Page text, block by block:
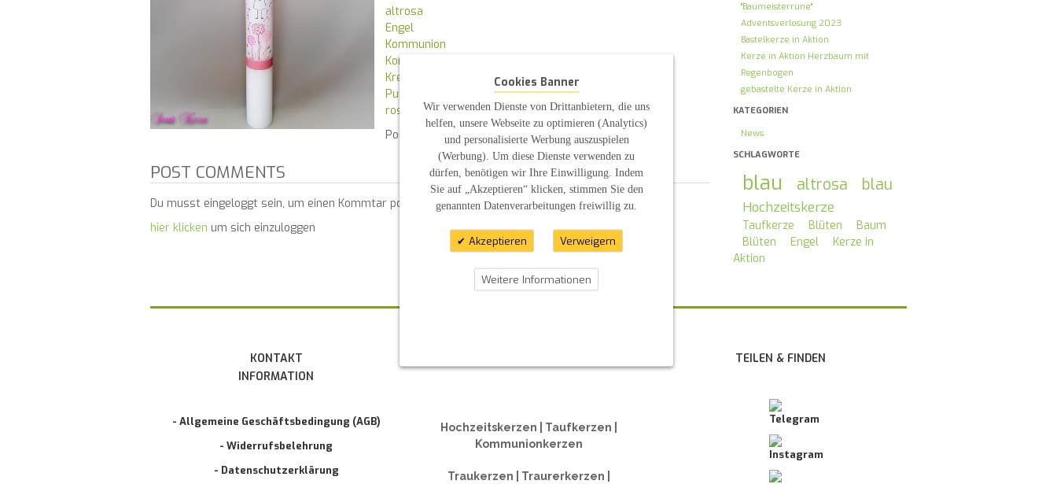
altrosa
Engel
Kommunion
Kommunionskerze
Kreuz
Pusteblumen
rosa
Posted in
NewsBy :ES PE
POST COMMENTS
Du musst eingeloggt sein, um einen Kommtar posten zu können.
hier klicken um sich einzuloggen
"Baumeisterrune"
Adventsverlosung 2023
Bastelkerze in Aktion
Kerze in Aktion Herzbaum mit
Regenbogen
gebastelte Kerze in Aktion
KATEGORIEN
News
SCHLAGWORTE
blau altrosa blau
Hochzeitskerze
Taufkerze Blüten
Baum
Blüten
Engel
Kerze in
Aktion
KONTAKT
INFORMATION
- Allgemeine Geschäftsbedingung (AGB)
- Widerrufsbelehrung
- Datenschutzerklärung
Hochzeitskerzen | Taufkerzen |
Kommunionkerzen
Traukerzen | Traurerkerzen |
TEILEN & FINDEN
Cookies Banner
Wir verwenden Dienste von Drittanbietern, die uns
helfen, unsere Webseite zu optimieren (Analytics)
und personalisierte Werbung auszuspielen
(Werbung). Um diese Dienste verwenden zu
dürfen, benötigen wir Ihre Einwilligung. Indem
Sie auf „Akzeptieren“ klicken, stimmen Sie den
genannten Datenverarbeitungen freiwillig zu.
Akzeptieren Verweigern
Weitere Informationen